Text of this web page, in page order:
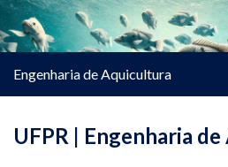
Engenharia de Aquicultura
UFPR | Engenharia